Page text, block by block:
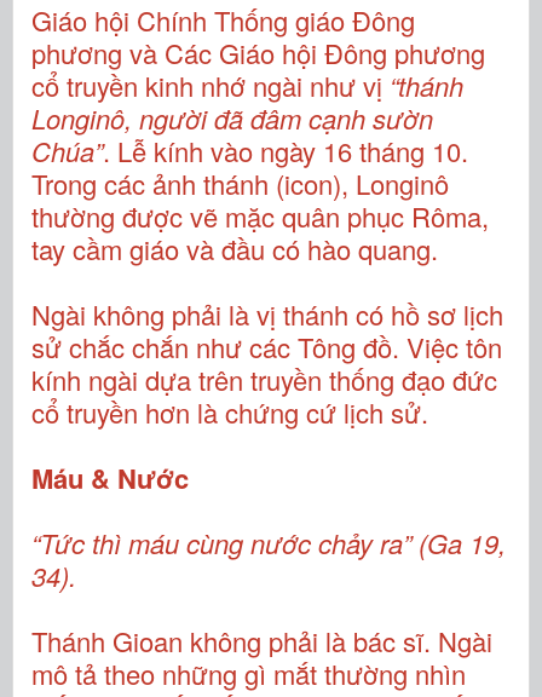
Giáo hội Chính Thống giáo Đông
phương và Các Giáo hội Đông phương
cổ truyền kinh nhớ ngài như vị “thánh
Longinô, người đã đâm cạnh sườn
Chúa”. Lễ kính vào ngày 16 tháng 10.
Trong các ảnh thánh (icon), Longinô
thường được vẽ mặc quân phục Rôma,
tay cầm giáo và đầu có hào quang.
Ngài không phải là vị thánh có hồ sơ lịch
sử chắc chắn như các Tông đồ. Việc tôn
kính ngài dựa trên truyền thống đạo đức
cổ truyền hơn là chứng cứ lịch sử.
Máu & Nước
“Tức thì máu cùng nước chảy ra” (Ga 19,
34).
Thánh Gioan không phải là bác sĩ. Ngài
mô tả theo những gì mắt thường nhìn